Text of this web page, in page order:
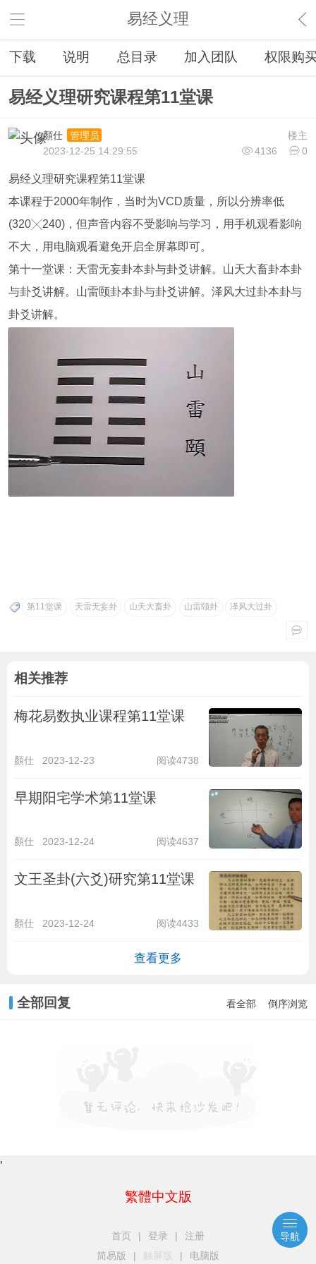
易经义理
下载 说明 总目录 加入团队 权限购
易经义理研究课程第11堂课
楼主
顏仕
管理员
4136
0
2023-12-25 14:29:55
易经义理研究课程第11堂课
本课程于2000年制作，当时为VCD质量，所以分辨率低
(320╳240)，但声音内容不受影响与学习，用手机观看影响
不大，用电脑观看避免开启全屏幕即可。
第十一堂课：天雷无妄卦本卦与卦爻讲解。山天大畜卦本卦
与卦爻讲解。山雷颐卦本卦与卦爻讲解。泽风大过卦本卦与
卦爻讲解。
第11堂课 天雷无妄卦 山天大畜卦 山雷颐卦 泽风大过卦
相关推荐
梅花易数执业课程第11堂课
顏仕 2023-12-23 阅读4738
早期阳宅学术第11堂课
顏仕 2023-12-24 阅读4637
文王圣卦(六爻)研究第11堂课
顏仕 2023-12-24 阅读4433
查看更多
全部回复 看全部 倒序浏览
'
繁體中文版
首页 | 登录 |
注册
简易版
| 触屏版 | 电脑版
导航